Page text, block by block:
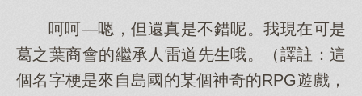
呵呵—嗯，但還真是不錯呢。我現在可是
葛之葉商會的繼承人雷道先生哦。（譯註：這
個名字梗是來自島國的某個神奇的RPG遊戲，